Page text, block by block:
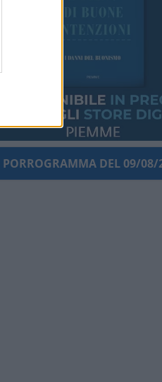
PORROGRAMMA DEL 09/08/